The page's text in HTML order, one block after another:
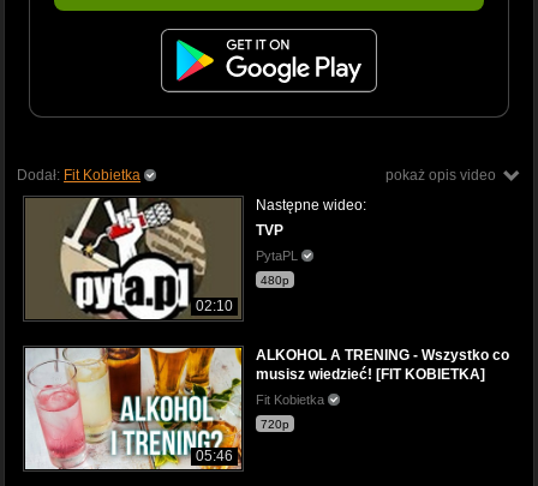
pokaż opis video
Dodał: Fit Kobietka
02:10
Następne wideo:
TVP
PytaPL
480p
05:46
ALKOHOL A TRENING - Wszystko co
musisz wiedzieć! [FIT KOBIETKA]
Fit Kobietka
720p